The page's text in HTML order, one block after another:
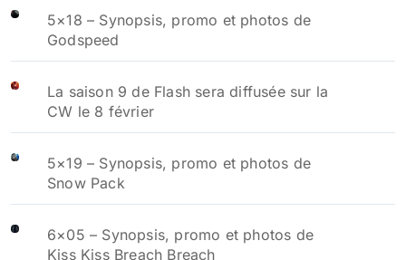
5×18 – Synopsis, promo et photos de
Godspeed
La saison 9 de Flash sera diffusée sur la
CW le 8 février
5×19 – Synopsis, promo et photos de
Snow Pack
6×05 – Synopsis, promo et photos de
Kiss Kiss Breach Breach